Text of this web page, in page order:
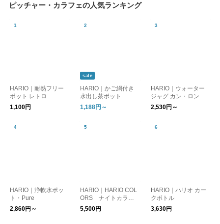
ピッチャー・カラフェの人気ランキング
HARIO｜耐熱フリー
ポット レトロ
1,100円
sale
HARIO｜かご網付き
水出し茶ポット
1,188円～
HARIO｜ウォーター
ジャグ カン・ロング
カン
2,530円～
HARIO｜浄軟水ポッ
ト・Pure
2,860円～
HARIO｜HARIO COL
ORS ナイトカラフ
ェ
5,500円
HARIO｜ハリオ カー
クボトル
3,630円